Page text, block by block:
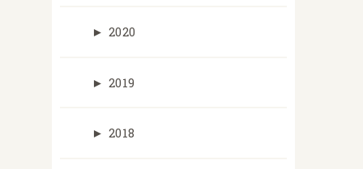
► 2020
► 2019
► 2018